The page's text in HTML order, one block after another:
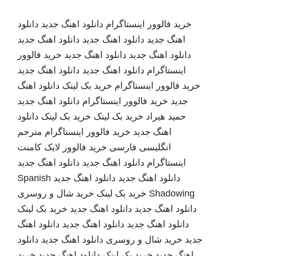
خرید فالوور اینستاگرام دانلود اهنگ جدید دانلود
اهنگ جدید دانلود اهنگ جدید دانلود اهنگ جدید
دانلود اهنگ جدید دانلود اهنگ جدید خرید فالوور
اینستاگرام دانلود اهنگ جدید دانلود اهنگ جدید
خرید فالوور اینستاگرام خرید بک لینک دانلود اهنگ
جدید خرید فالوور اینستاگرام دانلود اهنگ جدید
حمید هیراد خرید بک لینک خرید بک لینک دانلود
اهنگ جدید خرید فالوور اینستاگرام مترجم
انگلیسی فارسی خرید فالوور لایک کامنت
اینستاگرام دانلود اهنگ جدید دانلود اهنگ جدید
دانلود اهنگ جدید دانلود اهنگ جدید Spanish
Shadowing خرید بک لینک خرید شال و روسری
دانلود اهنگ جدید دانلود اهنگ جدید خرید بک لینک
دانلود اهنگ جدید دانلود اهنگ جدید دانلود اهنگ
جدید خرید شال و روسری دانلود اهنگ جدید دانلود